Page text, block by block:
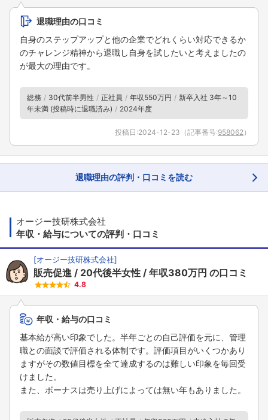
退職理由の口コミ
自身のステップアップと他の企業でどれくらい対応できるか
のチャレンジ精神から退職し自身を試したいと考えましたの
が最大の理由です。
総務 30代前半男性 正社員 年収550万円
新卒入社 3年～10
年未満 (投稿時に退職済み)
2024年度
投稿日:2024-12-23 （記事番号:958062 ）
退職理由の評判・口コミを読む
オージー技研株式会社
年収・給与についての評判・口コミ
[オージー技研株式会社]
販売促進 20代後半女性 年収380万円 の口コミ
4.8
年収・給与の口コミ
基本給が高い印象でした。半年ごとの自己評価を元に、管理
職との面談で評価される体制です。評価項目がいくつかあり
ますがその数値目標を全て達成するのは難しい印象を毎回受
けました。
また、ボーナスは売り上げによっては無い年もありました。